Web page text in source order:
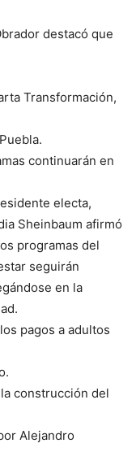
destacó que
Transformación,
continuarán en
electa,
Sheinbaum afirmó
programas del
seguirán
en la
pagos a adultos
construcción del
Alejandro